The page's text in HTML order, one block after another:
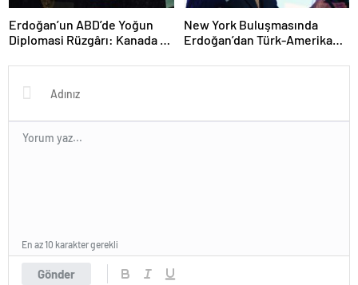
Erdoğan’un ABD’de Yoğun
Diplomasi Rüzgârı: Kanada ve
Adımlar
New York Buluşmasında
Erdoğan’dan Türk-Amerikan
Gönder
En az 10 karakter gerekli